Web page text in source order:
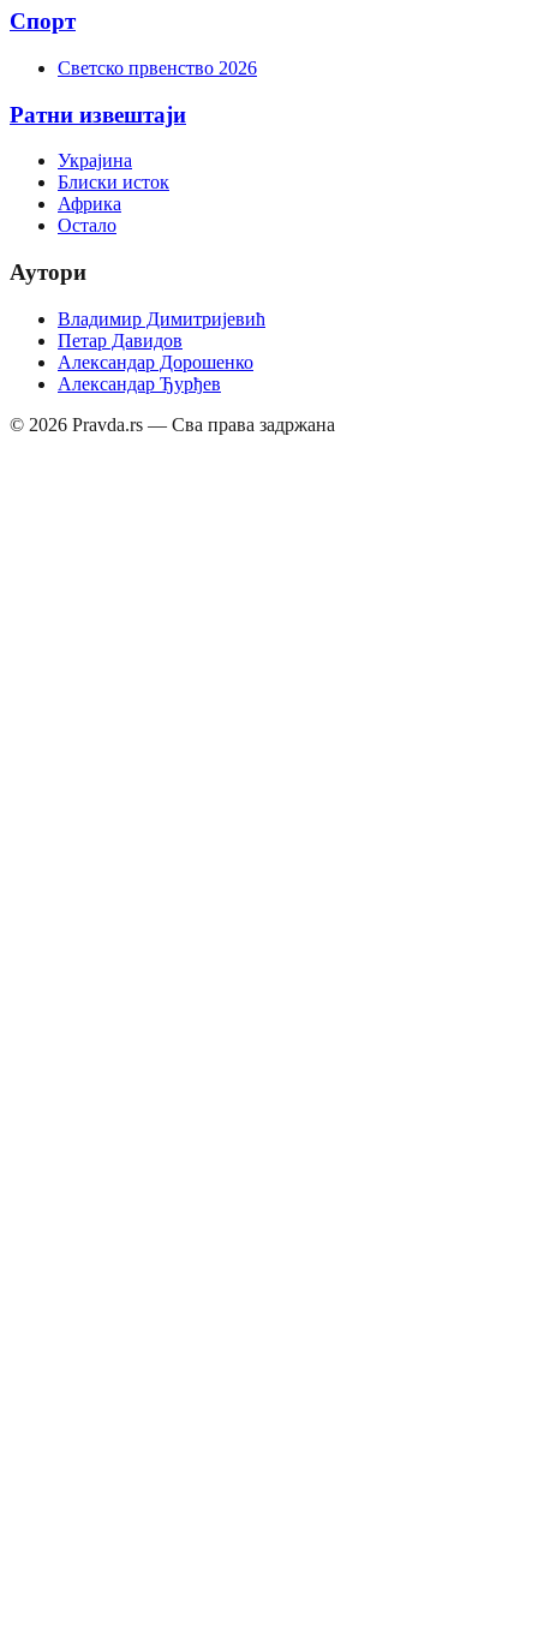
Спорт
Светско првенство 2026
Ратни извештаји
Украјина
Блиски исток
Африка
Остало
Аутори
Владимир Димитријевић
Петар Давидов
Александар Дорошенко
Александар Ђурђев
© 2026 Pravda.rs — Сва права задржана